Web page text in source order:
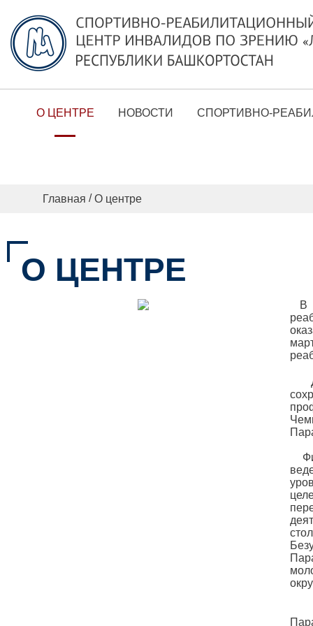
О ЦЕНТРЕ НОВОСТИ СПОРТИВНО-
Главная /О центре
О ЦЕНТРЕ
В